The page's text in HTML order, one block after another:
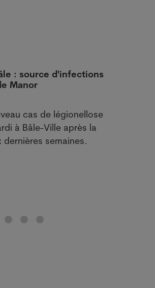
: source d'infections
Manor
cas de légionellose
à Bâle-Ville après la
semaines.